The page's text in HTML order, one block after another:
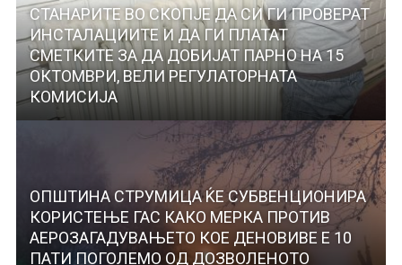
СТАНАРИТЕ ВО СКОПЈЕ ДА СИ ГИ ПРОВЕРАТ
ИНСТАЛАЦИИТЕ И ДА ГИ ПЛАТАТ
СМЕТКИТЕ ЗА ДА ДОБИЈАТ ПАРНО НА 15
ОКТОМВРИ, ВЕЛИ РЕГУЛАТОРНАТА
КОМИСИЈА
ОПШТИНА СТРУМИЦА ЌЕ СУБВЕНЦИОНИРА
КОРИСТЕЊЕ ГАС КАКО МЕРКА ПРОТИВ
АЕРОЗАГАДУВАЊЕТО КОЕ ДЕНОВИВЕ E 10
ПАТИ ПОГОЛЕМО ОД ДОЗВОЛЕНОТО